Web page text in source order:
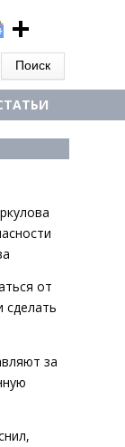
от
сделать
за